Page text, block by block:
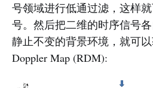
号领域进行低通过滤，这样
号。然后把二维的时序信号
静止不变的背景环境，就可
Doppler Map (RDM):